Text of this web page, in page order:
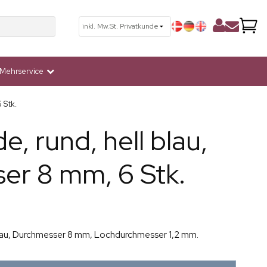
Mehrservice
Stk.
rund, hell blau,
8 mm, 6 Stk.
Durchmesser 8 mm, Lochdurchmesser 1,2 mm.